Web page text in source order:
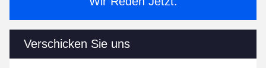
Verschicken Sie uns